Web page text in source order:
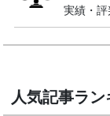
実績・評
人気記事ラ